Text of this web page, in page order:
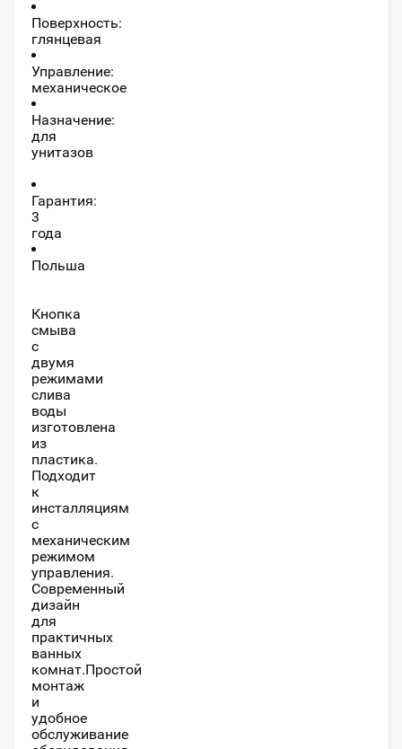
Поверхность:
глянцевая
Управление:
механическое
Назначение:
для
унитазов
Гарантия:
3
года
Польша
Кнопка
смыва
с
двумя
режимами
слива
воды
изготовлена
из
пластика.
Подходит
к
инсталляциям
с
механическим
режимом
управления.
Современный
дизайн
для
практичных
ванных
комнат.Простой
монтаж
и
удобное
обслуживание